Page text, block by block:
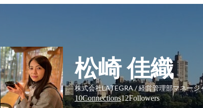
松崎 佳織
株式会社LATEGRA / 経営管理部マネージ
10Connections12Followers